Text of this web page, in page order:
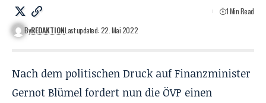
ByREDAKTIONLast updated: 22. Mai 2022
1 Min Read
Nach dem politischen Druck auf Finanzminister
Gernot Blümel fordert nun die ÖVP einen